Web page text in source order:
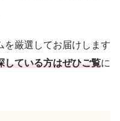
を厳選してお届けします
している方はぜひご覧に